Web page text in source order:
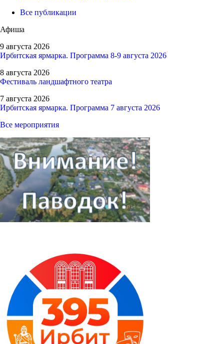
Все публикации
Афиша
9 августа 2026
Ирбитская ярмарка. Программа 8-9 августа 2026
8 августа 2026
Фестиваль ландшафтного театра
7 августа 2026
Ирбитская ярмарка. Программа 7 августа 2026
Все мероприятия